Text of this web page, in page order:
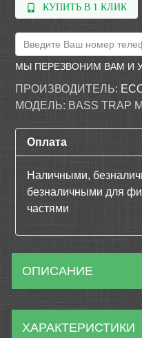
КУПИТЬ В 1 КЛИК
МЫ ПЕРЕЗВОНИМ ВАМ И
ПРОИЗВОДИТЕЛЬ:
МОДЕЛЬ: BASS TRAP
Оплата
Наличными,
безналичными для
частями
ОПИСАНИЕ
ХАРАКТЕРИСТИКИ